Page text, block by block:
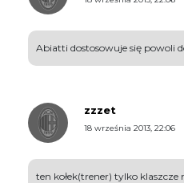
Abiatti dostosowuje się powoli
zzzet
18 września 2013, 22:06
ten kołek(trener) tylko